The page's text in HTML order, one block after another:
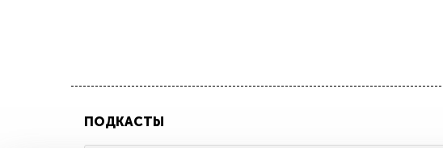
ПОДКАСТЫ